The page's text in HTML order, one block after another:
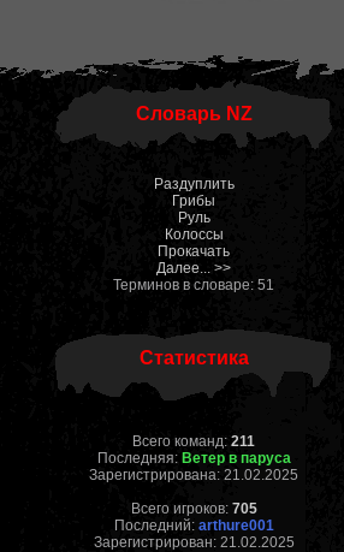
Словарь NZ
Раздуплить
Грибы
Руль
Колоссы
Прокачать
Далее... >>
Терминов в словаре: 51
Статистика
Всего команд: 211
Последняя: Ветер в паруса
Зарегистрирована: 21.02.2025
Всего игроков: 705
Последний: arthure001
Зарегистрирован: 21.02.2025